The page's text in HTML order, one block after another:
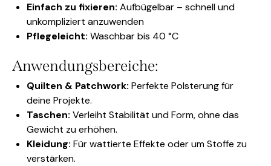
Einfach zu fixieren: Aufbügelbar – schnell und
unkompliziert anzuwenden
Pflegeleicht: Waschbar bis 40 °C
Anwendungsbereiche:
Quilten & Patchwork: Perfekte Polsterung für
deine Projekte.
Taschen: Verleiht Stabilität und Form, ohne das
Gewicht zu erhöhen.
Kleidung: Für wattierte Effekte oder um Stoffe zu
verstärken.